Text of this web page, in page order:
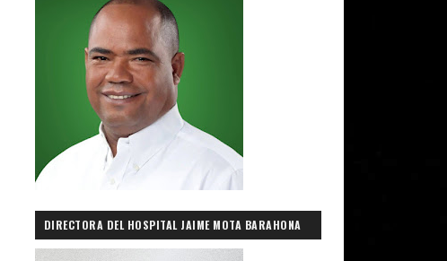
DIRECTORA DEL HOSPITAL JAIME MOTA BARAHONA